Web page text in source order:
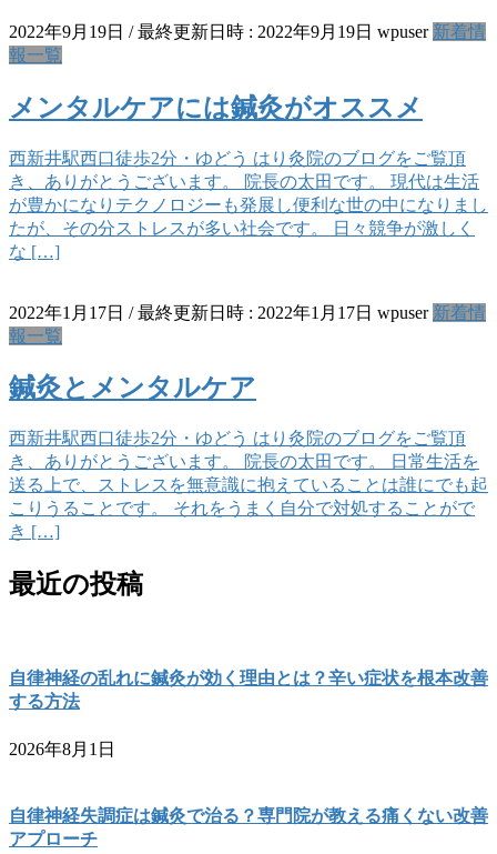
2022年9月19日 / 最終更新日時 : 2022年9月19日 wpuser 新着情
報一覧
メンタルケアには鍼灸がオススメ
西新井駅西口徒歩2分・ゆどう はり灸院のブログをご覧頂
き、ありがとうございます。 院長の太田です。 現代は生活
が豊かになりテクノロジーも発展し便利な世の中になりまし
たが、その分ストレスが多い社会です。 日々競争が激しく
な […]
2022年1月17日 / 最終更新日時 : 2022年1月17日 wpuser 新着情
報一覧
鍼灸とメンタルケア
西新井駅西口徒歩2分・ゆどう はり灸院のブログをご覧頂
き、ありがとうございます。 院長の太田です。 日常生活を
送る上で、ストレスを無意識に抱えていることは誰にでも起
こりうることです。 それをうまく自分で対処することがで
き […]
最近の投稿
自律神経の乱れに鍼灸が効く理由とは？辛い症状を根本改善
する方法
2026年8月1日
自律神経失調症は鍼灸で治る？専門院が教える痛くない改善
アプローチ